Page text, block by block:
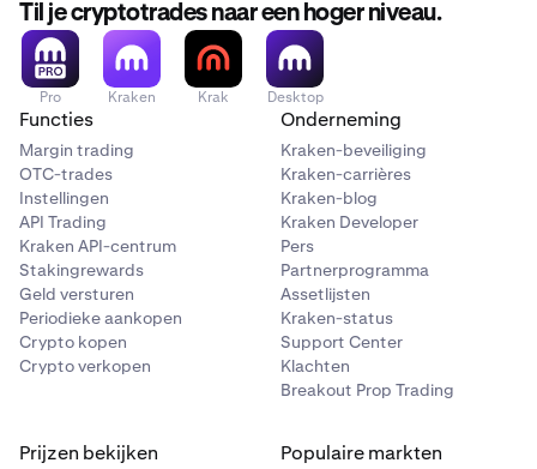
De decimalen- en duizendtallenscheidingstekens in dit
artikel kunnen afwijken van de formaten die worden
weergegeven op onze trade-platformen. Bekijk ons
artikel over het gebruik van
punten en komma's
meer informatie.
Til je cryptotrades naar een hoger niveau.
Pro Kraken Krak Desktop
Functies
Margin trading
OTC-trades
Instellingen
API Trading
Kraken API-centrum
Stakingrewards
Geld versturen
Periodieke aankopen
Crypto kopen
Crypto verkopen
Onderneming
Kraken-beveiliging
Kraken-carrières
Kraken-blog
Kraken Developer
Pers
Partnerprogramma
Assetlijsten
Kraken-status
Support Center
Klachten
Breakout Prop Trading
Prijzen bekijken Populaire markten